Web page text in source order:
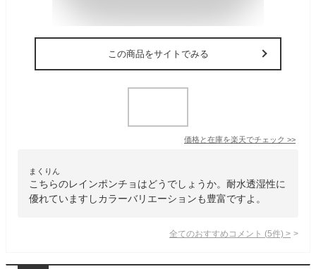
この商品をサイトでみる
価格と在庫を楽天でチェック >>
まくりん
こちらのレインポンチョはどうでしょうか。耐水透湿性に
優れていますしカラーバリエーションも豊富ですよ。
全てのおすすめコメント (5件) >